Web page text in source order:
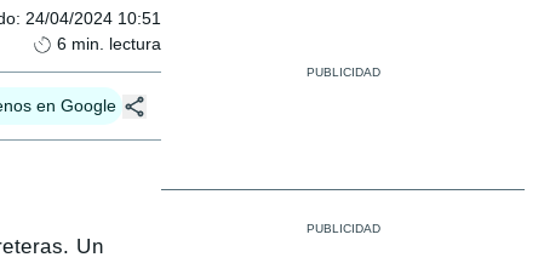
: 24/04/2024 10:51
6 min. lectura
en Google
Un